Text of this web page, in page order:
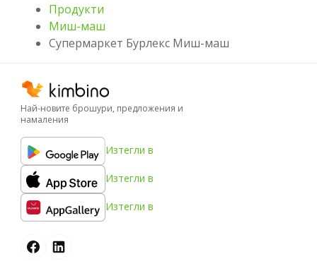
Продукти
Миш-маш
Супермаркет Бурлекс Миш-маш
Най-новите брошури, предложения и
намаления
Изтегли в
Изтегли в
Изтегли в